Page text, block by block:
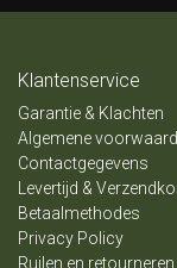
Klantenservice
Garantie & Klachten
Algemene
Contactgegevens
Levertijd &
Betaalmethodes
Privacy Policy
Ruilen en retourneren